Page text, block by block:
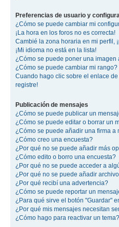
Preferencias de usuario y
¿Cómo se puede cambiar mi
¡La hora en los foros no es correcta!
Cambié la zona horaria en mi perfil,
¡Mi idioma no está en la lista!
¿Cómo se puede poner una
¿Cómo se puede cambiar mi rango?
Cuando hago clic sobre el enlace
registre!
Publicación de mensajes
¿Cómo se puede publicar un
¿Cómo se puede editar o borrar un
¿Cómo se puede añadir una firma a
¿Cómo creo una encuesta?
¿Por qué no se puede añadir más
¿Cómo edito o borro una encuesta?
¿Por qué no se puede acceder a
¿Por qué no se puede añadir
¿Por qué recibí una advertencia?
¿Cómo se puede reportar un
¿Para qué sirve el botón "Guardar"
¿Por qué mis mensajes necesitan
¿Cómo hago para reactivar un tema?